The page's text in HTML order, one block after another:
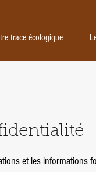
trace écologique
et les informations